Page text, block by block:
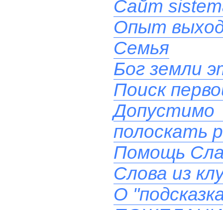
Сайт
Опыт
Семья
Бог земли
Поиск
полоскать
Помощь
Слова из
О